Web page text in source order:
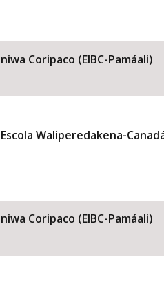
Coripaco (EIBC-Pamáali)
Waliperedakena-
Coripaco (EIBC-Pamáali)